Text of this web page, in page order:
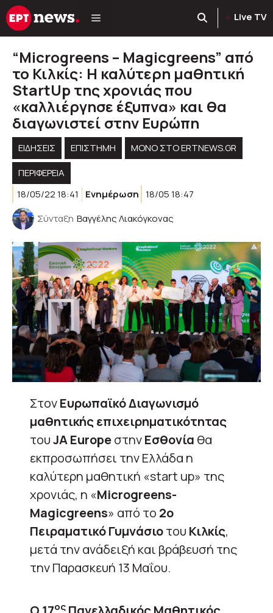
Μετάβαση
σε
Live TV
“Μicrogreens – Magicgreens” από
το Κιλκίς: Η καλύτερη μαθητική
StartUp της χρονιάς που
«καλλιέργησε έξυπνα» και θα
διαγωνιστεί στην Ευρώπη
ΕΙΔΗΣΕΙΣ ΕΠΙΣΤΗΜΗ
ΜΟΝΟ ΣΤΟ ERTNEWS.GR
ΠΕΡΙΦΈΡΕΙΑ
18/05/22 18:41
Ενημέρωση 18/05 18:47
Σύνταξη Βαγγέλης Λιακόγκονας
ΣτονΕυρωπαϊκό Διαγωνισμό
μαθητικής επιχειρηματικότητας
τουJA EuropeστηνΕσθονία θα
εκπροσωπήσει την Ελλάδα η
καλύτερη μαθητική «start up» της
χρονιάς, η «Μicrogreens-
Magicgreens» από το 2o
Πειραματικό Γυμνάσιοτου Κιλκίς,
μετά την ανάδειξή και βράβευσή της
την Παρασκευή 13 Μαΐου.
ος